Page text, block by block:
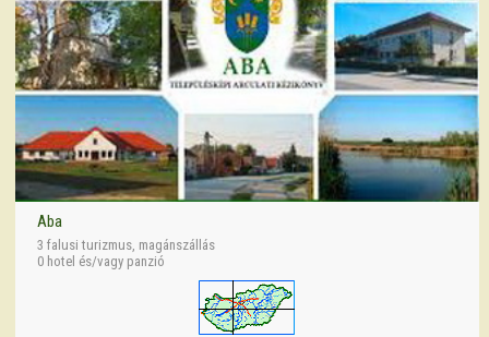
Aba
3 falusi turizmus, magánszállás
0 hotel és/vagy panzió